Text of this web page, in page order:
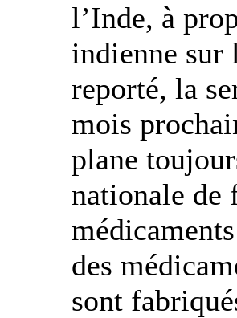
l’Inde, à
indienne sur
reporté, la
mois
plane
nationale de
des
sont